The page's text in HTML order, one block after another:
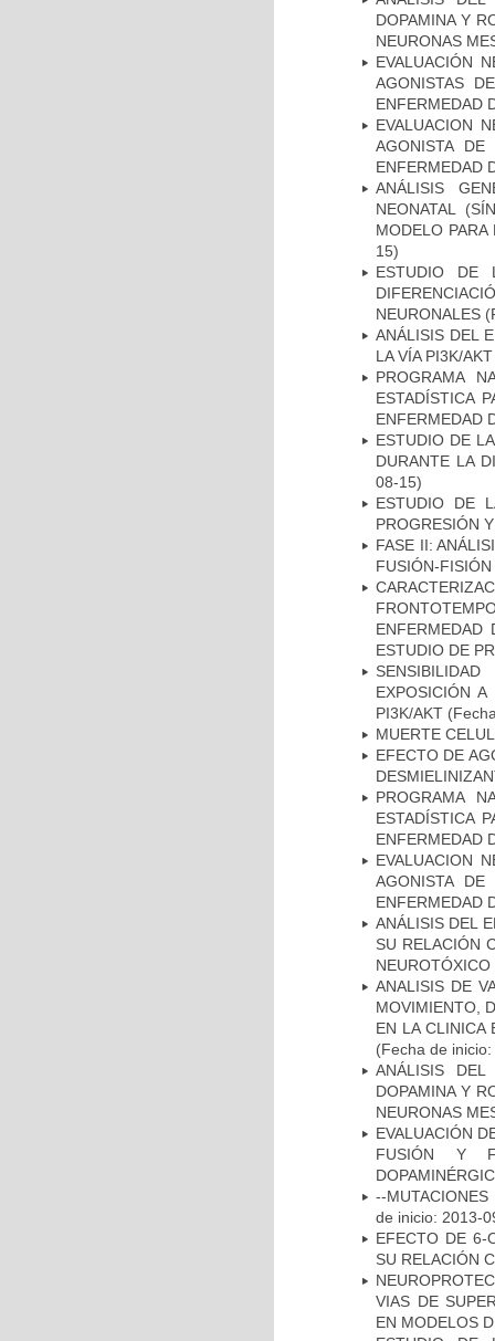
DOPAMINA Y
NEURONAS
EVALUACIÓN
AGONISTAS
ENFERMEDAD
EVALUACION
AGONISTA
ENFERMEDAD
ANÁLISIS
NEONATAL
MODELO
15)
ESTUDIO DE
NEURONALES
ANÁLISIS DEL
LA VÍA PI3K/
PROGRAMA
ESTADÍSTICA
ENFERMEDAD
ESTUDIO DE
DURANTE LA
08-15)
ESTUDIO DE
PROGRESIÓN
FASE II:
FUSIÓN-
ENFERMEDAD
ESTUDIO DE
EXPOSICIÓN
PI3K/AKT
MUERTE
EFECTO DE
PROGRAMA
ESTADÍSTICA
ENFERMEDAD
EVALUACION
AGONISTA
ENFERMEDAD
ANÁLISIS DEL
SU RELACIÓN
NEUROTÓXICO
ANALISIS DE
MOVIMIENTO,
EN LA CLINICA
(Fecha de
ANÁLISIS
DOPAMINA Y
NEURONAS
EVALUACIÓN
FUSIÓN Y
--
de inicio: 2013-
EFECTO DE 6-
SU RELACIÓN
VIAS DE
EN MODELOS